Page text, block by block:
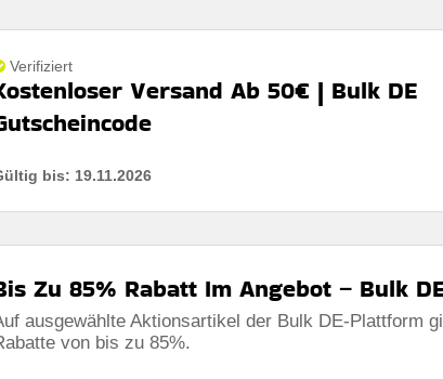
Keine mindestausgaben
alle kunden
geschäftsbedingungen finden sie auf der website des
Verifiziert
Versand Ab 50€ | Bulk DE
bis: 19.11.2026
Bestellungen über 50€
alle kunden
Zeitlich begrenztes angebot
Zu 85% Rabatt Im Angebot – Bulk
ausgewählte Aktionsartikel der Bulk DE-Plattform
von bis zu 85%.